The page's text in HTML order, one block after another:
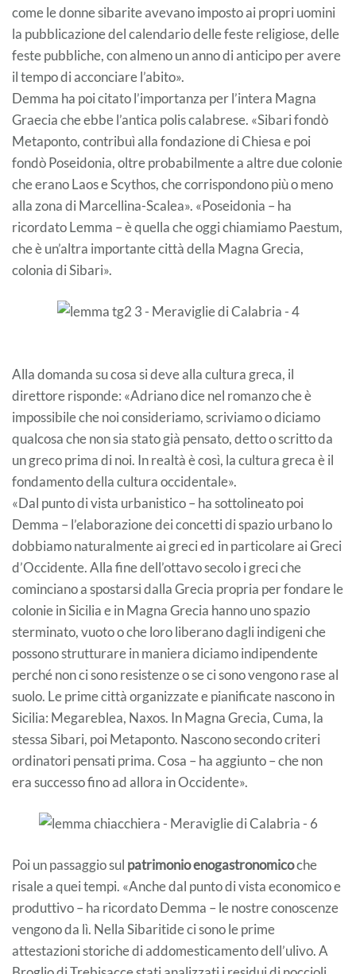
come le donne sibarite avevano imposto ai propri uomini
la pubblicazione del calendario delle feste religiose, delle
feste pubbliche, con almeno un anno di anticipo per avere
il tempo di acconciare l’abito».
Demma ha poi citato l’importanza per l’intera Magna
Graecia che ebbe l’antica polis calabrese. «Sibari fondò
Metaponto, contribuì alla fondazione di Chiesa e poi
fondò Poseidonia, oltre probabilmente a altre due colonie
che erano Laos e Scythos, che corrispondono più o meno
alla zona di Marcellina-Scalea». «Poseidonia – ha
ricordato Lemma – è quella che oggi chiamiamo Paestum,
che è un’altra importante città della Magna Grecia,
colonia di Sibari».
Alla domanda su cosa si deve alla cultura greca, il
direttore risponde: «Adriano dice nel romanzo che è
impossibile che noi consideriamo, scriviamo o diciamo
qualcosa che non sia stato già pensato, detto o scritto da
un greco prima di noi. In realtà è così, la cultura greca è il
fondamento della cultura occidentale».
«Dal punto di vista urbanistico – ha sottolineato poi
Demma – l’elaborazione dei concetti di spazio urbano lo
dobbiamo naturalmente ai greci ed in particolare ai Greci
d’Occidente. Alla fine dell’ottavo secolo i greci che
cominciano a spostarsi dalla Grecia propria per fondare le
colonie in Sicilia e in Magna Grecia hanno uno spazio
sterminato, vuoto o che loro liberano dagli indigeni che
possono strutturare in maniera diciamo indipendente
perché non ci sono resistenze o se ci sono vengono rase al
suolo. Le prime città organizzate e pianificate nascono in
Sicilia: Megareblea, Naxos. In Magna Grecia, Cuma, la
stessa Sibari, poi Metaponto. Nascono secondo criteri
ordinatori pensati prima. Cosa – ha aggiunto – che non
era successo fino ad allora in Occidente».
Poi un passaggio sul patrimonio enogastronomicoche
risale a quei tempi. «Anche dal punto di vista economico e
produttivo – ha ricordato Demma – le nostre conoscenze
vengono da lì. Nella Sibaritide ci sono le prime
attestazioni storiche di addomesticamento dell’ulivo. A